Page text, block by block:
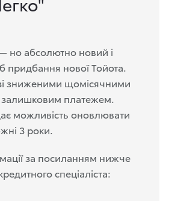
но абсолютно новий і
придбання нової Тойота.
зниженими щомісячними
платежем.
можливість оновлювати
3 роки.
за посиланням нижче
спеціаліста: